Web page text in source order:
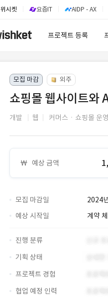
위시켓 요즘IT AIDP - AX
프로젝트 등록
모집 마감 외주
쇼핑몰 웹사이트와
개발 웹 커머스ㆍ쇼핑몰 운영
예상 금액
모집 마감일 2024
예상 시작일 계약
진행 분류
기획 상태
프로젝트 경험
협업 예정 인력